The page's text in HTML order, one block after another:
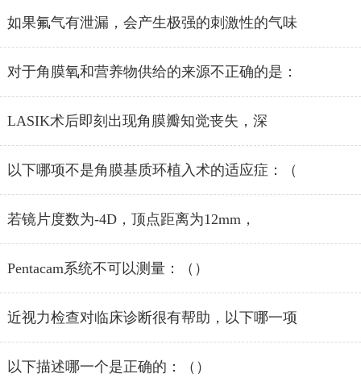
如果氟气有泄漏，会产生极强的刺激性的气味
对于角膜氧和营养物供给的来源不正确的是：
LASIK术后即刻出现角膜瓣知觉丧失，深
以下哪项不是角膜基质环植入术的适应症：（
若镜片度数为-4D，顶点距离为12mm，
Pentacam系统不可以测量：（）
近视力检查对临床诊断很有帮助，以下哪一项
以下描述哪一个是正确的：（）